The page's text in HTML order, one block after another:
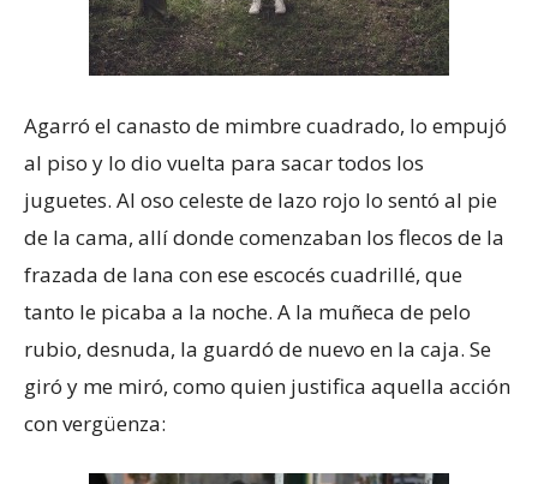
Agarró el canasto de mimbre cuadrado, lo empujó
al piso y lo dio vuelta para sacar todos los
juguetes. Al oso celeste de lazo rojo lo sentó al pie
de la cama, allí donde comenzaban los flecos de la
frazada de lana con ese escocés cuadrillé, que
tanto le picaba a la noche. A la muñeca de pelo
rubio, desnuda, la guardó de nuevo en la caja. Se
giró y me miró, como quien justifica aquella acción
con vergüenza: